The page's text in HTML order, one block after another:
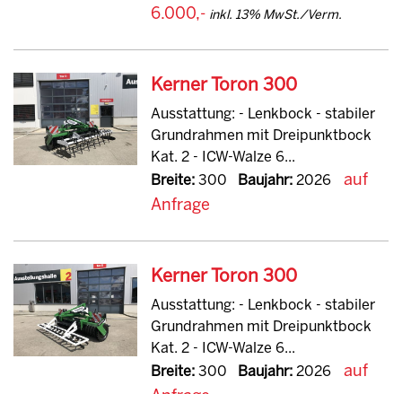
6.000,- inkl. 13% MwSt./Verm.
Kerner Toron 300
Ausstattung: - Lenkbock - stabiler
Grundrahmen mit Dreipunktbock
Kat. 2 - ICW-Walze 6...
Breite:300 Baujahr:2026
auf
Anfrage
Kerner Toron 300
Ausstattung: - Lenkbock - stabiler
Grundrahmen mit Dreipunktbock
Kat. 2 - ICW-Walze 6...
Breite:300 Baujahr:2026
auf